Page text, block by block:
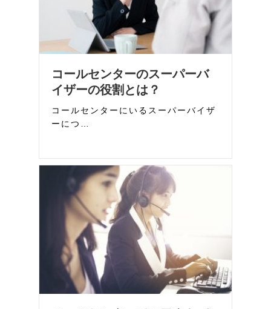
コールセンターのスーパーバ
イザーの役割とは？
コールセンターにいるスーパーバイザ
ーにつ…